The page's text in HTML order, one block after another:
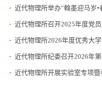
近代物理所举办“翰墨迎马岁
近代物理所2026年度优秀大
近代物理所纪委召开2026年
近代物理所开展实验室专项